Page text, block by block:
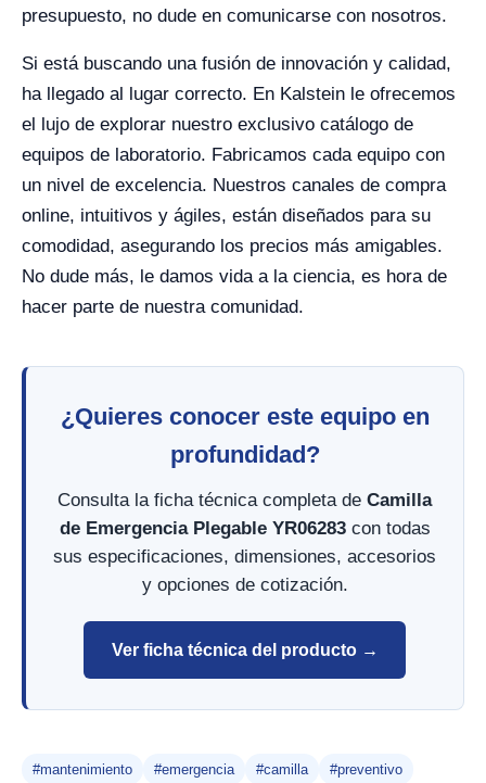
presupuesto, no dude en comunicarse con nosotros.
Si está buscando una fusión de innovación y calidad,
ha llegado al lugar correcto. En Kalstein le ofrecemos
el lujo de explorar nuestro exclusivo catálogo de
equipos de laboratorio. Fabricamos cada equipo con
un nivel de excelencia. Nuestros canales de compra
online, intuitivos y ágiles, están diseñados para su
comodidad, asegurando los precios más amigables.
No dude más, le damos vida a la ciencia, es hora de
hacer parte de nuestra comunidad.
¿Quieres conocer este equipo en
profundidad?
Consulta la ficha técnica completa de Camilla
de Emergencia Plegable YR06283con todas
sus especificaciones, dimensiones, accesorios
y opciones de cotización.
Ver ficha técnica del producto →
#mantenimiento #emergencia #camilla #preventivo